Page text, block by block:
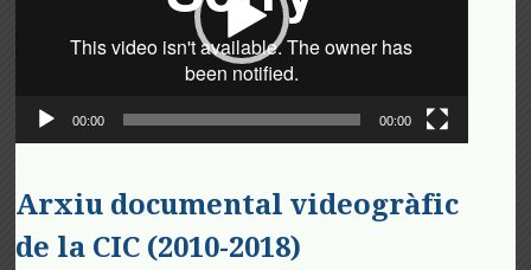
00:00 00:00
Arxiu documental videogràfic
de la CIC (2010-2018)